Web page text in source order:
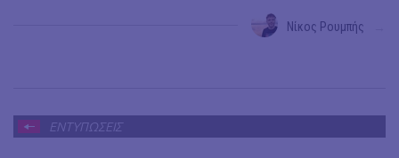
Νίκος Ρουμπής
ΕΝΤΥΠΩΣΕΙΣ